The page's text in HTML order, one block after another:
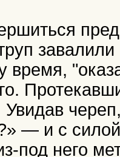
время,
Увидав
— и с
под него